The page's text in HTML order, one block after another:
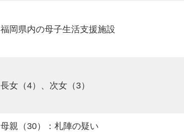
福岡県内の母子生活支援施設
長女（4）、次女（3）
母親（30）：札陣の疑い